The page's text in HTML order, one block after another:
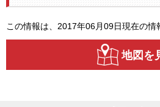
この情報は、2017年06月09日現在の情
地図を